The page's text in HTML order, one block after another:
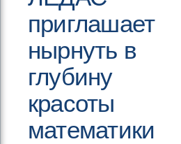
приглашает
нырнуть в
глубину
красоты
математики